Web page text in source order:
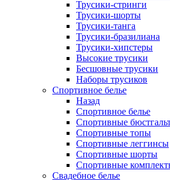
Трусики-стринги
Трусики-шорты
Трусики-танга
Трусики-бразилиана
Трусики-хипстеры
Высокие трусики
Бесшовные трусики
Наборы трусиков
Спортивное белье
Назад
Спортивное белье
Спортивные
Спортивные топы
Спортивные леггинсы
Спортивные шорты
Спортивные
Свадебное белье